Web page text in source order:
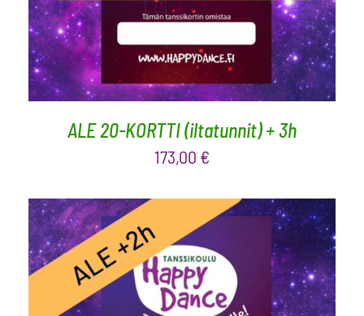
ALE 20-KORTTI (iltatunnit) + 3h
173,00 €